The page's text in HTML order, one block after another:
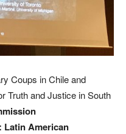
Coups in Chile and
Truth and Justice in South
Latin American